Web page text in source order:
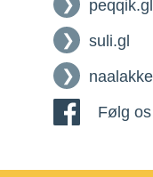
peqqik.gl
suli.gl
Følg